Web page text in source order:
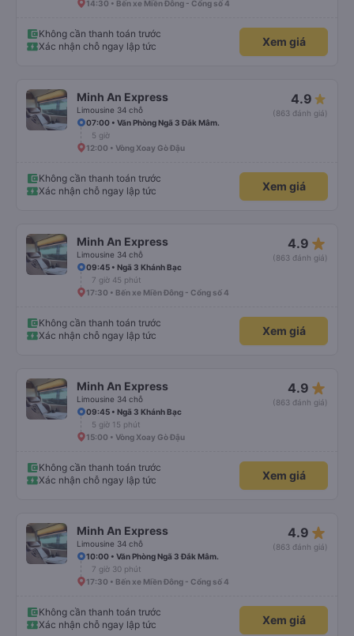
14:30 • Bến xe Miền Đông - Cổng số 4
Không cần thanh toán trước
Xác nhận chỗ ngay lập tức
Xem giá
Minh An Express
Limousine 34 chỗ
4.9
(863 đánh giá)
07:00 • Văn Phòng Ngã 3 Đắk Mâm.
5 giờ
12:00 • Vòng Xoay Gò Đậu
Không cần thanh toán trước
Xác nhận chỗ ngay lập tức
Xem giá
Minh An Express
Limousine 34 chỗ
4.9 star_rate
(863 đánh giá)
09:45 • Ngã 3 Khánh Bạc
7 giờ 45 phút
17:30 • Bến xe Miền Đông - Cổng số 4
Không cần thanh toán trước
Xác nhận chỗ ngay lập tức
Xem giá
Minh An Express
Limousine 34 chỗ
4.9 star_rate
(863 đánh giá)
09:45 • Ngã 3 Khánh Bạc
5 giờ 15 phút
15:00 • Vòng Xoay Gò Đậu
Không cần thanh toán trước
Xác nhận chỗ ngay lập tức
Xem giá
Minh An Express
Limousine 34 chỗ
4.9 star_rate
(863 đánh giá)
10:00 • Văn Phòng Ngã 3 Đắk Mâm.
7 giờ 30 phút
17:30 • Bến xe Miền Đông - Cổng số 4
Không cần thanh toán trước
Xác nhận chỗ ngay lập tức
Xem giá